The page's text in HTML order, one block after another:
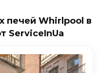
печей Whirlpool в
ServiceInUa